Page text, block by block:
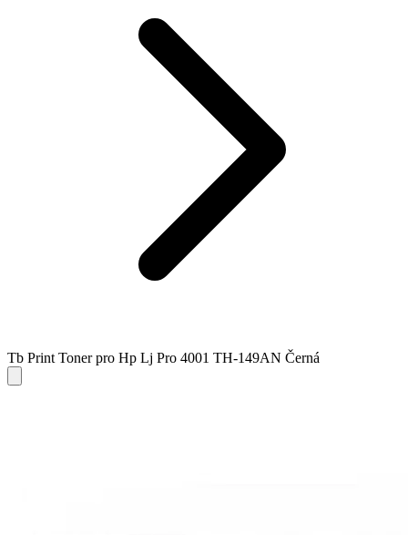
Tb Print Toner pro Hp Lj Pro 4001 TH-149AN Černá